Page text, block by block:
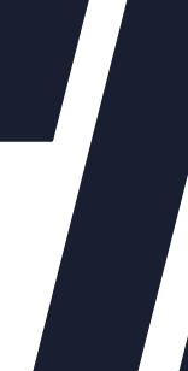
рабочей среды
клапана
открытого
полная
ЭИМ – ST,
в